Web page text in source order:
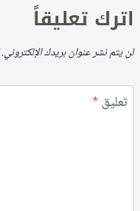
اترك تعليقاً
لن يتم نشر عنوان بريدك الإلكتروني.
تعليق*